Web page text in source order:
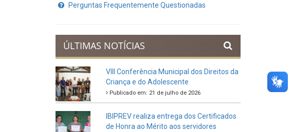
Perguntas Frequentemente Questionadas
ÚLTIMAS NOTÍCIAS
VIII Conferência Municipal dos Direitos da
Criança e do Adolescente
Publicado em: 21 de julho de 2026
IBIPREV realiza entrega dos Certificados
de Honra ao Mérito aos servidores